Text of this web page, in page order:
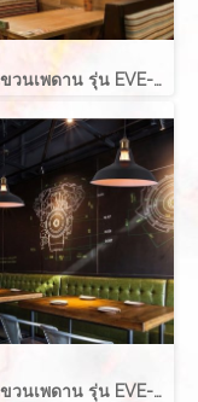
โคมไฟแขวนเพดาน รุ่น EVE-10426 สำหรับใส่หลอด E27 จำนวน 1 ดวง
โคมไฟแขวนเพดาน รุ่น EVE-10427 สำหรับใส่หลอด E27 จำนวน 1 ดวง